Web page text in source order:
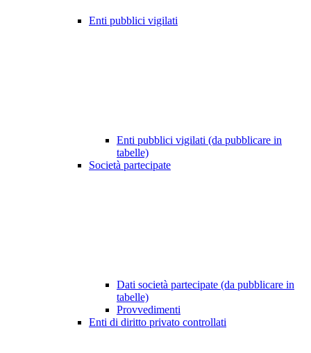
Enti pubblici vigilati
Enti pubblici vigilati (da pubblicare in
tabelle)
Società partecipate
Dati società partecipate (da pubblicare in
tabelle)
Provvedimenti
Enti di diritto privato controllati